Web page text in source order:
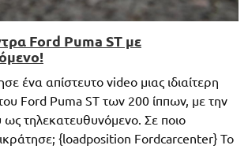
Ford Puma ST με
ένα απίστευτο video μιας ιδιαίτερη
Ford Puma ST των 200 ίππων, με την
ως τηλεκατευθυνόμενο. Σε ποιο
{loadposition Fordcarcenter} To